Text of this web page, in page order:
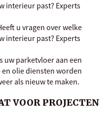
interieur past? Experts
u vragen over welke
interieur past? Experts
uw parketvloer aan een
olie diensten worden
als nieuw te maken.
VOOR PROJECTEN